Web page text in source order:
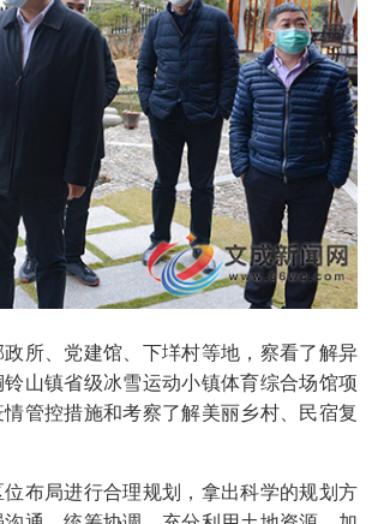
、党建馆、下垟村等地，察看了解异
山镇省级冰雪运动小镇体育综合场馆项
管控措施和考察了解美丽乡村、民宿复
局进行合理规划，拿出科学的规划方